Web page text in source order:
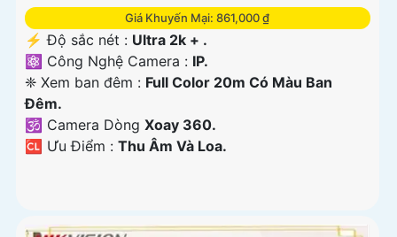
Giá Khuyến Mại: 861,000 ₫
️⚡ Độ sắc nét : Ultra 2k + .
⚛️ Công Nghệ Camera : IP.
❈ Xem ban đêm : Full Color 20m Có Màu Ban
Ðêm.
🕉️ Camera Dòng Xoay 360.
️🆑 Ưu Điểm : Thu Âm Và Loa.